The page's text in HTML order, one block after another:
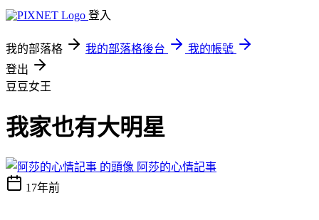
登入
我的部落格 我的部落格後台
我的帳號
登出
豆豆女王
我家也有大明星
阿莎的心情記事
17年前